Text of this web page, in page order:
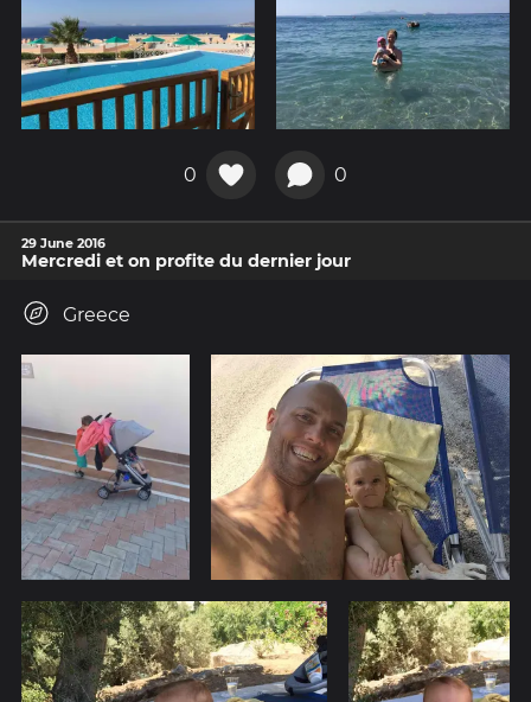
0 0
29 June 2016
Mercredi et on profite du dernier jour
Greece